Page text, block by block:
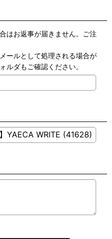
はお返事が届きません。ご注
ールとして処理される場合が
ルダもご確認ください。